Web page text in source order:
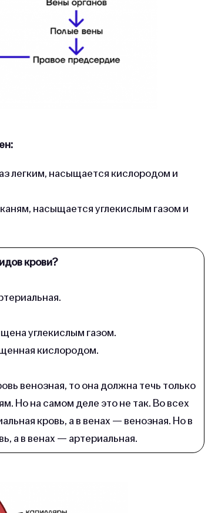
легким, насыщается кислородом и
насыщается углекислым газом и
крови?
углекислым газом.
кислородом.
венозная, то она должна течь только
Но на самом деле это не так. Во всех
кровь, а в венах — венозная. Но в
а в венах — артериальная.